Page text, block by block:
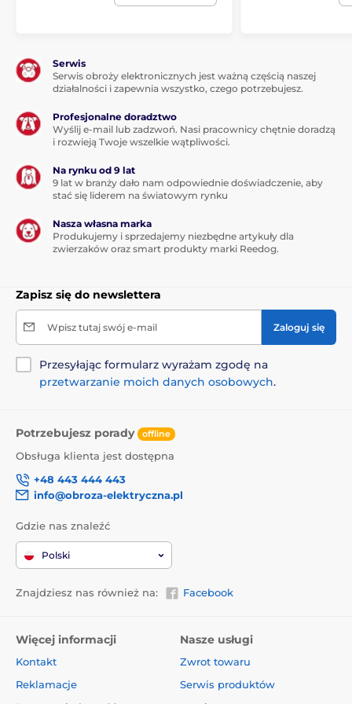
Serwis
Serwis obroży elektronicznych jest ważną częścią naszej
działalności i zapewnia wszystko, czego potrzebujesz.
Profesjonalne doradztwo
Wyślij e-mail lub zadzwoń. Nasi pracownicy chętnie doradzą
i rozwieją Twoje wszelkie wątpliwości.
Na rynku od 9 lat
9 lat w branży dało nam odpowiednie doświadczenie, aby
stać się liderem na światowym rynku
Nasza własna marka
Produkujemy i sprzedajemy niezbędne artykuły dla
zwierzaków oraz smart produkty marki Reedog.
Zapisz się do newslettera
Wpisz tutaj swój e-mail Zaloguj się
Przesyłając formularz wyrażam zgodę na
przetwarzanie moich danych osobowych.
Potrzebujesz porady offline
Obsługa klienta jest dostępna
+48 443 444 443
info@obroza-elektryczna.pl
Gdzie nas znaleźć
Polski
Znajdziesz nas również na: Facebook
Więcej informacji
Kontakt
Reklamacje
Nasze usługi
Zwrot towaru
Serwis produktów